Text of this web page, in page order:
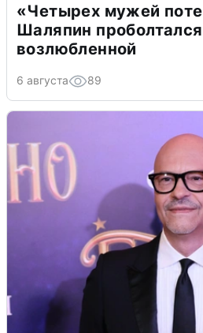
«Четырех мужей
Шаляпин
возлюбленной
6 августа 89